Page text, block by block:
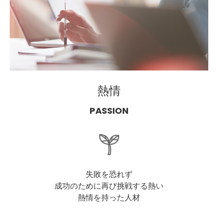
熱情
PASSION
失敗を恐れず
成功のために再び挑戦する熱い
熱情を持った人材